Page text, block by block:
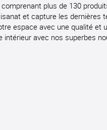
plus de 130
et capture les
espace avec une qualité
avec nos superbes